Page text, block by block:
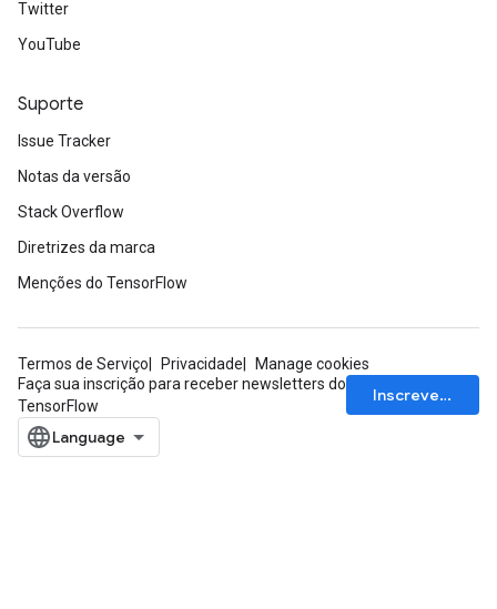
Twitter
YouTube
Suporte
Issue Tracker
Notas da versão
Stack Overflow
Diretrizes da marca
Menções do TensorFlow
Termos de Serviço Privacidade
Manage cookies
Faça sua inscrição para receber newsletters do
TensorFlow
Inscrever-se